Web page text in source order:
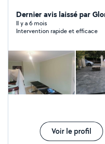
pose de Ba13, isolation et
maçonnerie.
Dernier avis laissé par
Il y a 6 mois
Intervention rapide et efficace
Voir le profil